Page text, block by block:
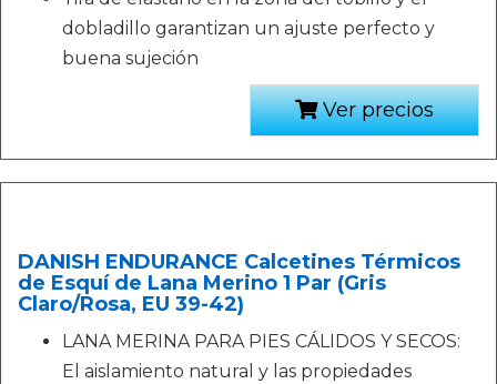
dobladillo garantizan un ajuste perfecto y
buena sujeción
Ver precios
DANISH ENDURANCE Calcetines Térmicos
de Esquí de Lana Merino 1 Par (Gris
Claro/Rosa, EU 39-42)
LANA MERINA PARA PIES CÁLIDOS Y SECOS:
El aislamiento natural y las propiedades